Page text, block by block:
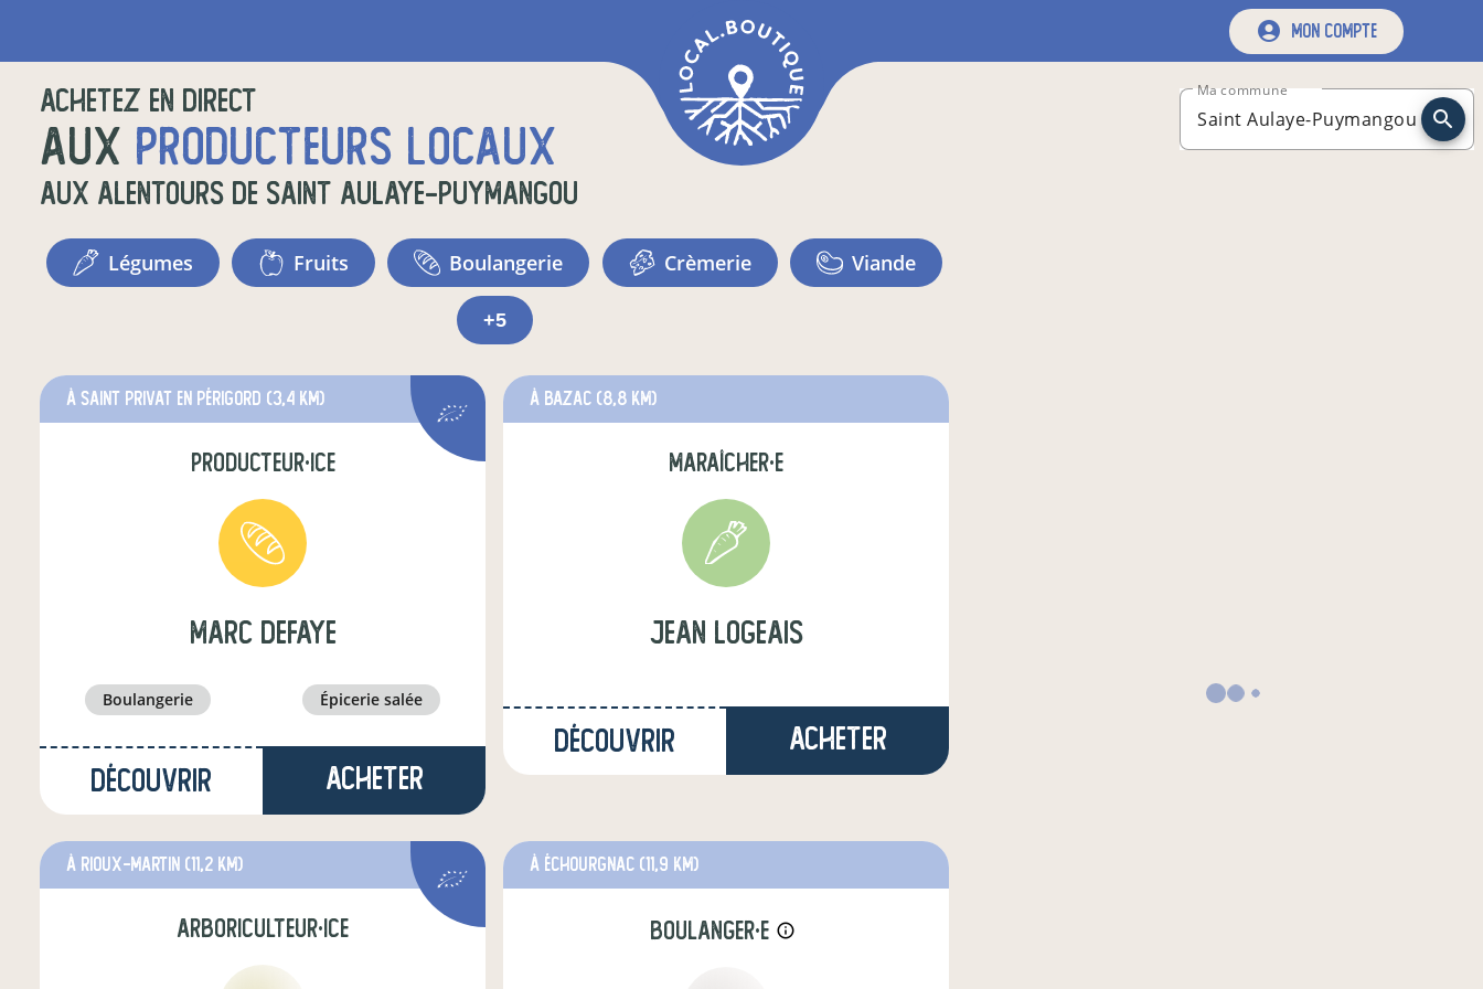
mon compte
Achetez en direct
aux producteurs locaux
aux alentours de Saint Aulaye-Puymangou
légumes fruits boulangerie crèmerie viande
+5
Ma commune
à Saint Privat en Périgord (3,4 km)
producteur·ice
marc defaye
boulangerie épicerie salée
Découvrir Acheter
à Bazac (8,8 km)
maraîcher·e
jean logeais
Découvrir Acheter
à Rioux-Martin (11,2 km)
arboriculteur·ice
à Échourgnac (11,9 km)
boulanger·e info_outline